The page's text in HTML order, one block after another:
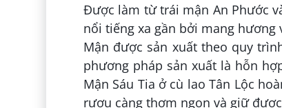
Được làm từ trái mận An Phước
nổi tiếng xa gần bởi mang
Mận được sản xuất theo quy
phương pháp sản xuất là hỗn
Mận Sáu Tia ở cù lao Tân Lộc
rượu càng thơm ngon và giữ